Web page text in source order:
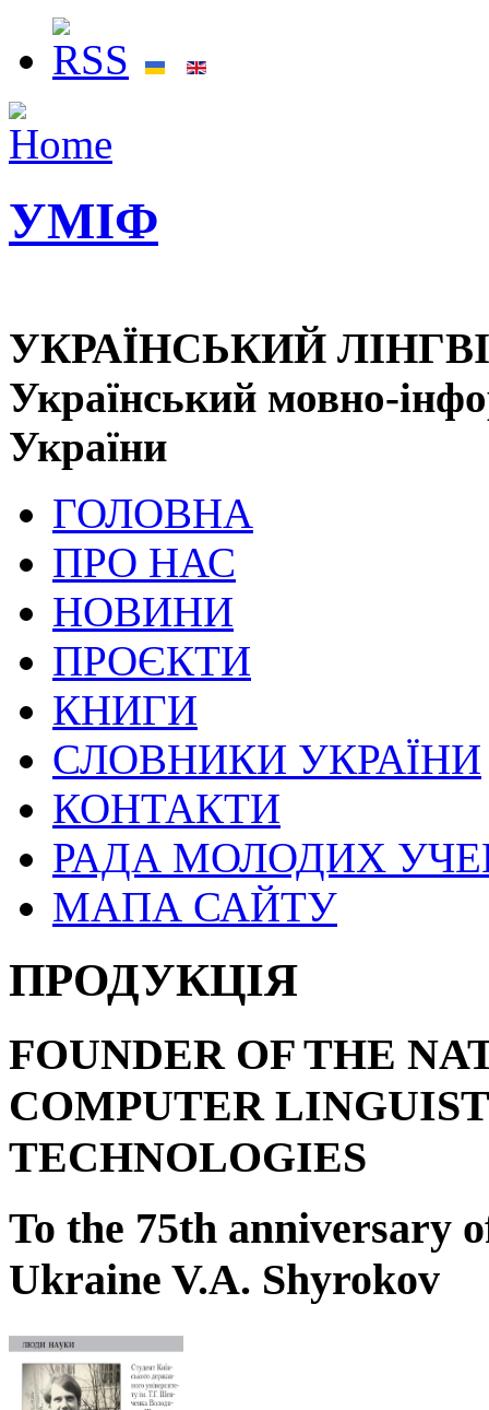
УМІФ
УКРАЇНСЬКИЙ
Український мовно-
України
ГОЛОВНА
ПРО НАС
НОВИНИ
ПРОЄКТИ
КНИГИ
СЛОВНИКИ УКРАЇНИ
КОНТАКТИ
РАДА МОЛОДИХ
МАПА САЙТУ
ПРОДУКЦІЯ
FOUNDER OF THE
COMPUTER
TECHNOLOGIES
To the 75th anniversary
Ukraine V.A. Shyrokov